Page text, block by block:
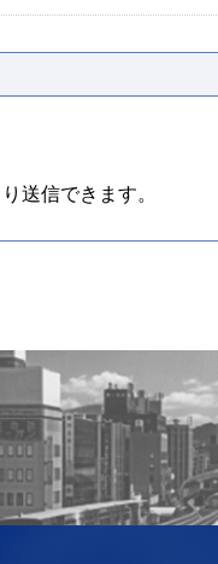
送信できます。